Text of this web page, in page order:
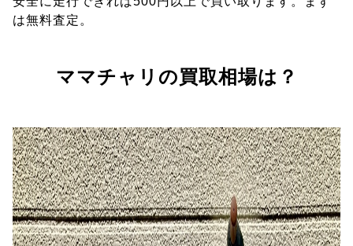
は無料査定。
ママチャリの買取相場は？